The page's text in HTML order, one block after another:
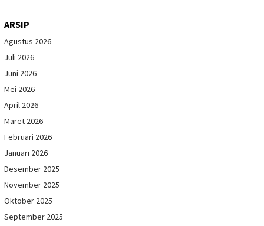
ARSIP
Agustus 2026
Juli 2026
Juni 2026
Mei 2026
April 2026
Maret 2026
Februari 2026
Januari 2026
Desember 2025
November 2025
Oktober 2025
September 2025